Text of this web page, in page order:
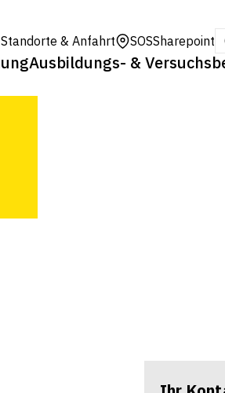
Standorte & Anfahrt SOSSharepoint
Ausbildungs- &